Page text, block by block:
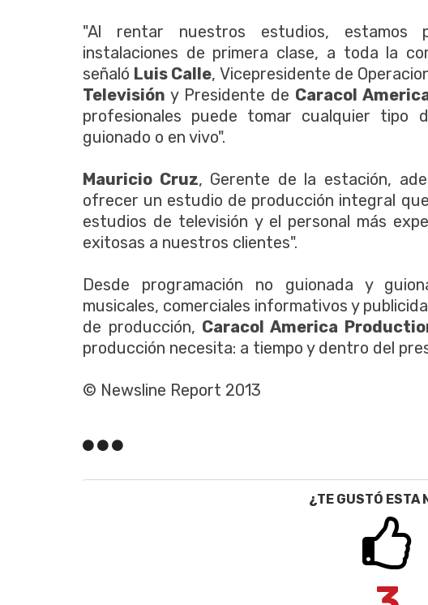
"Al rentar nuestros estudios, estamos
instalaciones de primera clase, a toda la
señaló Luis Calle, Vicepresidente de
Televisión y Presidente de Caracol
profesionales puede tomar cualquier tipo
guionado o en vivo".
Mauricio Cruz, Gerente de la estación,
ofrecer un estudio de producción integral
estudios de televisión y el personal más
exitosas a nuestros clientes".
Desde programación no guionada y
musicales, comerciales informativos y
de producción, Caracol America
producción necesita: a tiempo y dentro del
© Newsline Report 2013
¿TE GUSTÓ ESTA